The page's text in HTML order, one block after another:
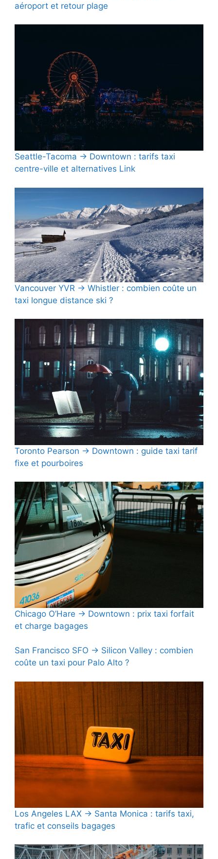
aéroport et retour plage
Seattle-Tacoma → Downtown : tarifs taxi
centre-ville et alternatives Link
Vancouver YVR → Whistler : combien coûte un
taxi longue distance ski ?
Toronto Pearson → Downtown : guide taxi tarif
fixe et pourboires
Chicago O’Hare → Downtown : prix taxi forfait
et charge bagages
San Francisco SFO → Silicon Valley : combien
coûte un taxi pour Palo Alto ?
Los Angeles LAX → Santa Monica : tarifs taxi,
trafic et conseils bagages